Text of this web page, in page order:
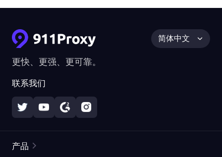
更快、更强、更可靠。
联系我们
简体中文
产品